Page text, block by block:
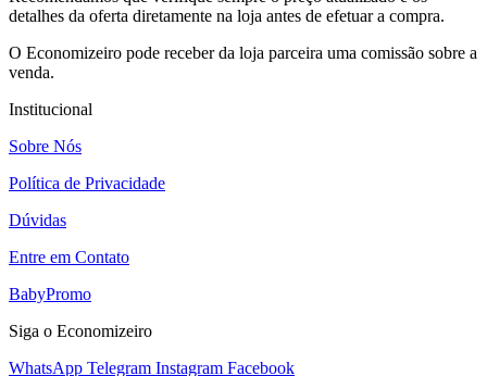
detalhes da oferta diretamente na loja antes de efetuar a compra.
O Economizeiro pode receber da loja parceira uma comissão sobre a
venda.
Institucional
Sobre Nós
Política de Privacidade
Dúvidas
Entre em Contato
BabyPromo
Siga o Economizeiro
WhatsApp Telegram Instagram Facebook